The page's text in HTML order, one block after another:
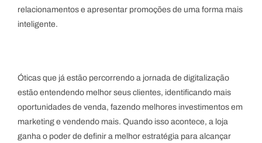
relacionamentos e apresentar promoções de uma forma mais
inteligente.
Óticas que já estão percorrendo a jornada de digitalização
estão entendendo melhor seus clientes, identificando mais
oportunidades de venda, fazendo melhores investimentos em
marketing e vendendo mais. Quando isso acontece, a loja
ganha o poder de definir a melhor estratégia para alcançar